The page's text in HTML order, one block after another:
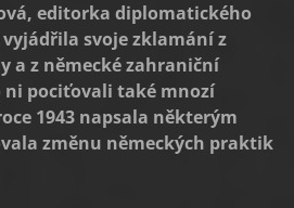
editorka diplomatického
svoje zklamání z
a z německé zahraniční
pociťovali také mnozí
1943 napsala některým
změnu německých praktik